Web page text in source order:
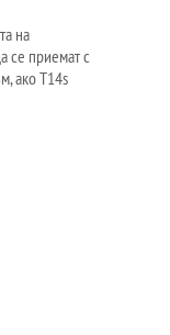
на
се приемат с
ако T14s